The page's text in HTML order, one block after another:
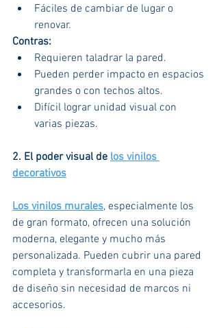
Fáciles de cambiar de lugar o
renovar.
Contras:
Requieren taladrar la pared.
Pueden perder impacto en espacios
grandes o con techos altos.
Difícil lograr unidad visual con
varias piezas.
2. El poder visual de los vinilos
decorativos
Los vinilos murales, especialmente los
de gran formato, ofrecen una solución
moderna, elegante y mucho más
personalizada. Pueden cubrir una pared
completa y transformarla en una pieza
de diseño sin necesidad de marcos ni
accesorios.